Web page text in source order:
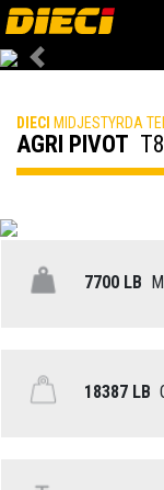
Previous
DIECI MIDJESTYRDA
AGRI PIVOT
7700 LB
18387 LB